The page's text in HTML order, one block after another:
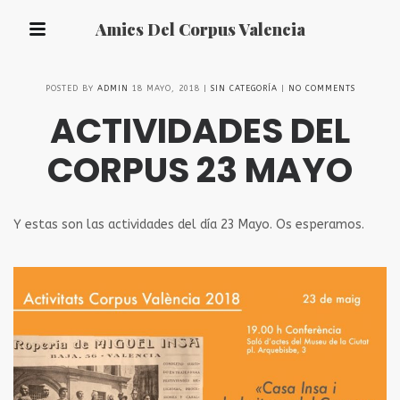
Amics Del Corpus Valencia
POSTED BY ADMIN 18 MAYO, 2018 SIN CATEGORÍA NO COMMENTS
ACTIVIDADES DEL
CORPUS 23 MAYO
Y estas son las actividades del día 23 Mayo. Os esperamos.